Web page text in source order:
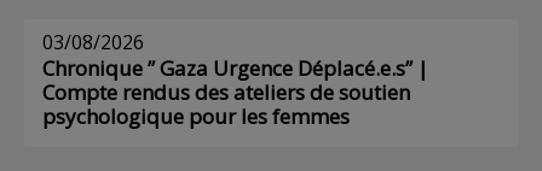
03/08/2026
Chronique ” Gaza Urgence Déplacé.e.s” |
Compte rendus des ateliers de soutien
psychologique pour les femmes